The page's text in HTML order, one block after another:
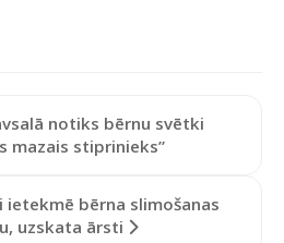
notiks bērnu svētki
mazais stiprinieks”
ietekmē bērna slimošanas
uzskata ārsti